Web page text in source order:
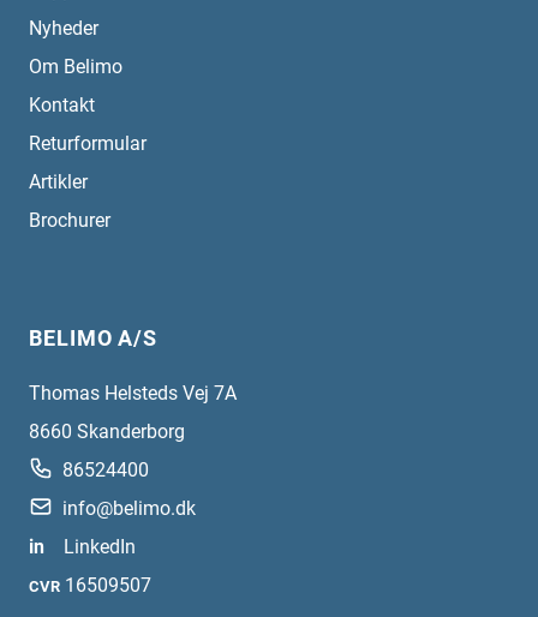
Nyheder
Om Belimo
Kontakt
Returformular
Artikler
Brochurer
BELIMO A/S
Thomas Helsteds Vej 7A
8660 Skanderborg
86524400
info@belimo.dk
in
LinkedIn
CVR 16509507